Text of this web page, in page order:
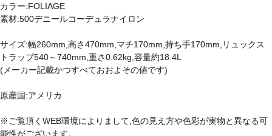
カラー:FOLIAGE
素材:500デニールコーデュラナイロン
サイズ:幅260mm,高さ470mm,マチ170mm,持ち手170mm,リュックス
トラップ540～740mm,重さ0.62kg,容量約18.4L
(メーカー記載かつすべておおよその値です)
原産国:アメリカ
※ご覧頂くWEB環境によりまして,色の見え方や色彩が実物と異なる可
能性がございます。